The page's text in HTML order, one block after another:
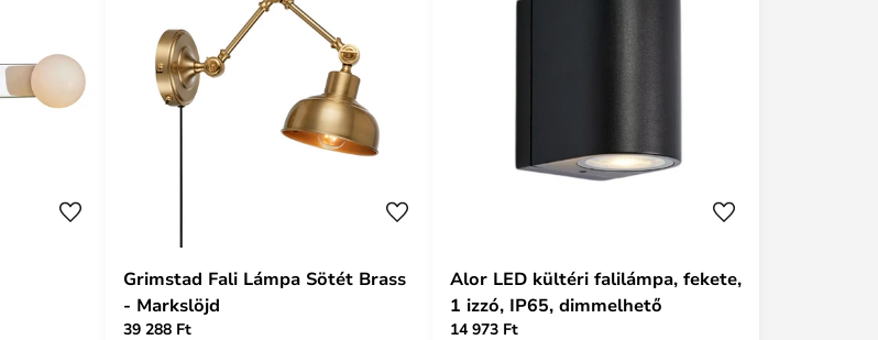
Grimstad Fali Lámpa Sötét Brass
- Markslöjd
39 288 Ft
Alor LED kültéri falilámpa, fekete,
1 izzó, IP65, dimmelhető
14 973 Ft